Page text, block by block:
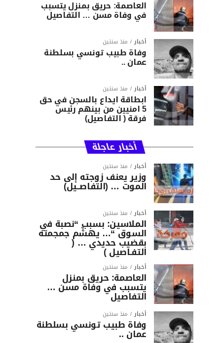
العاصمة: حريق بمنزل يتسبب
في وفاة مسن … التفاصيل
أخبار منذ سنتين
وفاة طبيب تونسي بسلطنة
عمان ..
أخبار منذ سنتين
ابطاقة ايداع بالسجن في حق
5 امنيين من بينهم رئيس
فرقة ( التفاصيل)
أخبار عاجلة
أخبار منذ سنتين
وزير يعنف زوجته إلى حد
الموت … (التفاصــيل)
أخبار منذ سنتين
الملاسين: بسبب “نصبة في
السوق “… يهشّم جمجمته
بقضيب حديدي … (
التفـاصيل )
أخبار منذ سنتين
العاصمة: حريق بمنزل
يتسبب في وفاة مسن …
التفاصيل
أخبار منذ سنتين
وفاة طبيب تونسي بسلطنة
عمان ..